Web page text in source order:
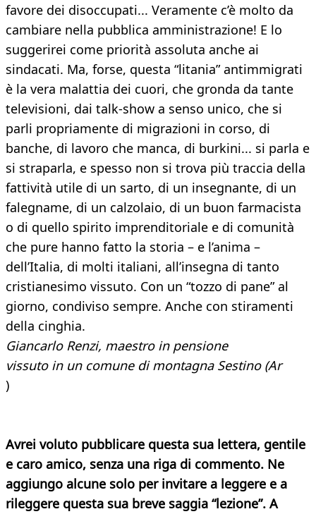
favore dei disoccupati... Veramente c’è molto da
cambiare nella pubblica amministrazione! E lo
suggerirei come priorità assoluta anche ai
sindacati. Ma, forse, questa “litania” antimmigrati
è la vera malattia dei cuori, che gronda da tante
televisioni, dai talk-show a senso unico, che si
parli propriamente di migrazioni in corso, di
banche, di lavoro che manca, di burkini... si parla e
si straparla, e spesso non si trova più traccia della
fattività utile di un sarto, di un insegnante, di un
falegname, di un calzolaio, di un buon farmacista
o di quello spirito imprenditoriale e di comunità
che pure hanno fatto la storia – e l’anima –
dell’Italia, di molti italiani, all’insegna di tanto
cristianesimo vissuto. Con un “tozzo di pane” al
giorno, condiviso sempre. Anche con stiramenti
della cinghia.
Giancarlo Renzi, maestro in pensione
vissuto in un comune di montagna Sestino (Ar
)
Avrei voluto pubblicare questa sua lettera, gentile
e caro amico, senza una riga di commento. Ne
aggiungo alcune solo per invitare a leggere e a
rileggere questa sua breve saggia “lezione”. A